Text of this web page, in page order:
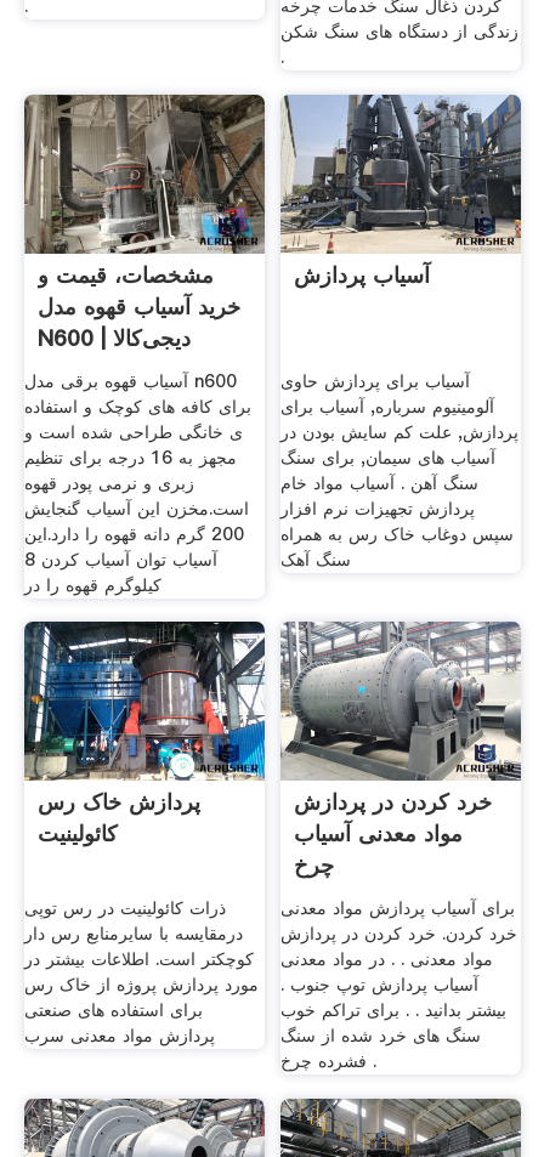
.
کردن ذغال سنگ خدمات چرخه
زندگی از دستگاه های سنگ شکن
.
مشخصات، قیمت و
خرید آسیاب قهوه مدل
N600 | دیجی‌کالا
آسیاب قهوه برقی مدل n600
برای کافه های کوچک و استفاده
ی خانگی طراحی شده است و
مجهز به 16 درجه برای تنظیم
زبری و نرمی پودر قهوه
است.مخزن این آسیاب گنجایش
200 گرم دانه قهوه را دارد.این
آسیاب توان آسیاب کردن 8
کیلوگرم قهوه را در
آسیاب پردازش
آسیاب برای پردازش حاوی
آلومینیوم سرباره, آسیاب برای
پردازش, علت کم سایش بودن در
آسیاب های سیمان, برای سنگ
سنگ آهن . آسیاب مواد خام
پردازش تجهیزات نرم افزار
سپس دوغاب خاک رس به همراه
سنگ آهک
پردازش خاک رس
کائولینیت
ذرات کائولینیت در رس توپی
درمقایسه با سایرمنابع رس دار
کوچکتر است. اطلاعات بیشتر در
مورد پردازش پروژه از خاک رس
برای استفاده های صنعتی
پردازش مواد معدنی سرب
خرد کردن در پردازش
مواد معدنی آسیاب
چرخ
برای آسیاب پردازش مواد معدنی
خرد کردن. خرد کردن در پردازش
مواد معدنی . . در مواد معدنی
آسیاب پردازش توپ جنوب .
بیشتر بدانید . . برای تراکم خوب
سنگ های خرد شده از سنگ
فشرده چرخ .